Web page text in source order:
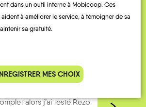
vais bosser en train, mais le
alors j’ai testé Rezo
dans un outil interne à Mobicoop. Ces
à améliorer le service, à témoigner de sa
sa gratuité.
MES CHOIX